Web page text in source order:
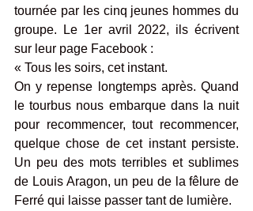
tournée par les cinq jeunes hommes du
groupe. Le 1er avril 2022, ils écrivent
sur leur page Facebook :
« Tous les soirs, cet instant.
On y repense longtemps après. Quand
le tourbus nous embarque dans la nuit
pour recommencer, tout recommencer,
quelque chose de cet instant persiste.
Un peu des mots terribles et sublimes
de Louis Aragon, un peu de la fêlure de
Ferré qui laisse passer tant de lumière.